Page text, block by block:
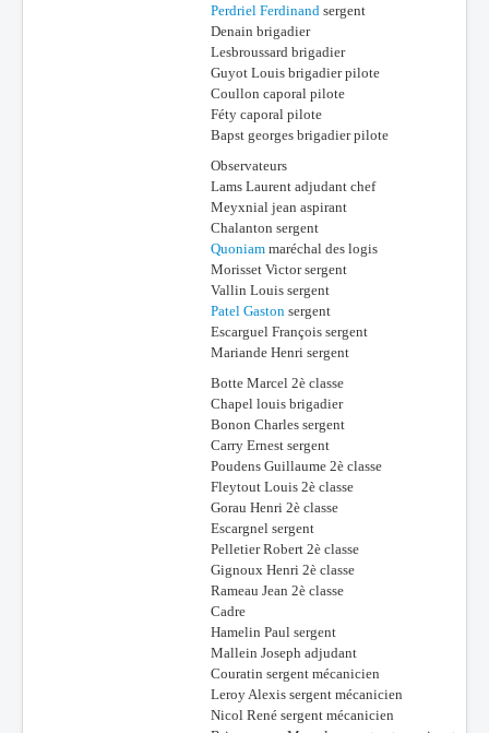
Perdriel Ferdinand sergent
Denain brigadier
Lesbroussard brigadier
Guyot Louis brigadier pilote
Coullon caporal pilote
Féty caporal pilote
Bapst georges brigadier pilote
Observateurs
Lams Laurent adjudant chef
Meyxnial jean aspirant
Chalanton sergent
Quoniam maréchal des logis
Morisset Victor sergent
Vallin Louis sergent
Patel Gaston sergent
Escarguel François sergent
Mariande Henri sergent
Botte Marcel 2è classe
Chapel louis brigadier
Bonon Charles sergent
Carry Ernest sergent
Poudens Guillaume 2è classe
Fleytout Louis 2è classe
Gorau Henri 2è classe
Escargnel sergent
Pelletier Robert 2è classe
Gignoux Henri 2è classe
Rameau Jean 2è classe
Cadre
Hamelin Paul sergent
Mallein Joseph adjudant
Couratin sergent mécanicien
Leroy Alexis sergent mécanicien
Nicol René sergent mécanicien